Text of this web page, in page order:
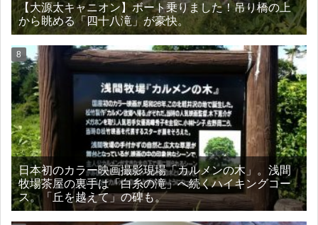
【大源太キャニオン】ボート乗りました！吊り橋の上
から眺める「四十八滝」が豪快。
日本初のカラー映画撮影現場「カルメンの木」。浅間
牧場茶屋の裏手は「白糸の滝」へ続くハイキングコー
ス。「丘を越えて」の碑も。